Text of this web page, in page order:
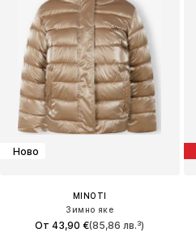
Ново
MINOTI
Зимно яке
От 43,90 €(85,86 лв.³)